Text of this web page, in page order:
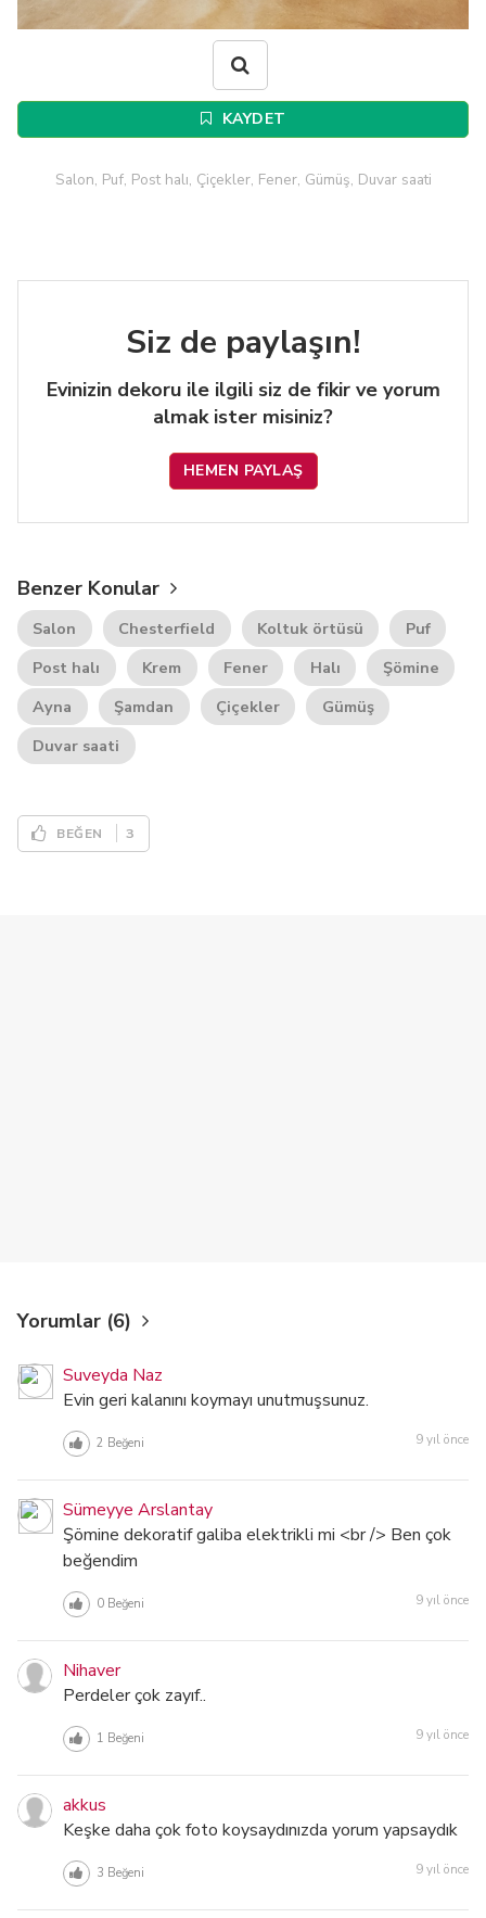
KAYDET
Salon, Puf, Post halı, Çiçekler, Fener, Gümüş, Duvar saati
Siz de paylaşın!
Evinizin dekoru ile ilgili siz de fikir ve yorum
almak ister misiniz?
HEMEN PAYLAŞ
Benzer Konular
Salon Chesterfield Koltuk örtüsü
Puf
Post halı
Krem Fener Halı
Şömine
Ayna
Şamdan Çiçekler
Gümüş
Duvar saati
BEĞEN 3
Yorumlar (6)
Suveyda Naz
Evin geri kalanını koymayı unutmuşsunuz.
2 Beğeni 9 yıl önce
Sümeyye Arslantay
Şömine dekoratif galiba elektrikli mi <br /> Ben çok
beğendim
0Beğeni 9 yıl önce
Nihaver
Perdeler çok zayıf..
1 Beğeni 9 yıl önce
akkus
Keşke daha çok foto koysaydınızda yorum yapsaydık
3 Beğeni 9 yıl önce